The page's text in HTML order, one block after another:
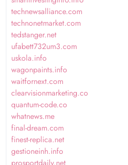
technewsalliance.com
technonetmarket.com
tedstanger.net
ufabett732um3.com
uskola.info
wagonpaints.info
waitfornext.com
clearvisionmarketing.co
quantum-code.co
whatnews.me
final-dream.com
finest-replica.net
gestioneinh.info